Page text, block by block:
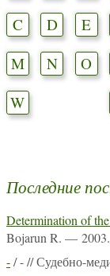
C
D E
M
N O
W
Последние
Determination of
Bojarun R. — 2003.
-/ - // Судебно-